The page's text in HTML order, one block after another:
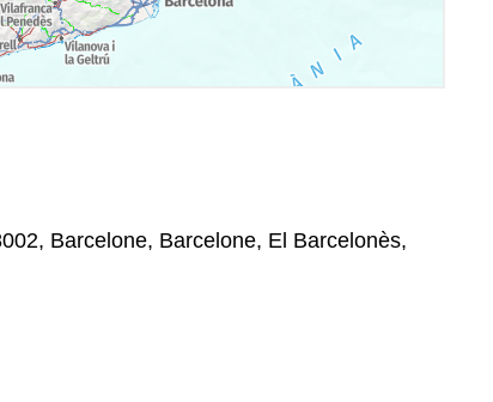
Barcelone, Barcelone, El Barcelonès,